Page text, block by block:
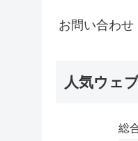
お問い合わせ
人気ウェ
総